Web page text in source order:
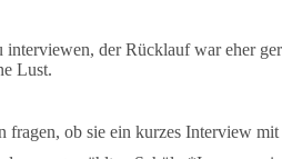
der Rücklauf war eher
Lust.
ob sie ein kurzes Interview